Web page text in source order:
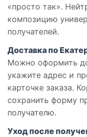
«просто так».
композицию
получателей.
Доставка по
Можно оформить
укажите адрес и
карточке заказа.
сохранить форму
получателю.
Уход после